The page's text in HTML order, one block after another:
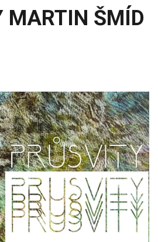
MARTIN ŠMÍD